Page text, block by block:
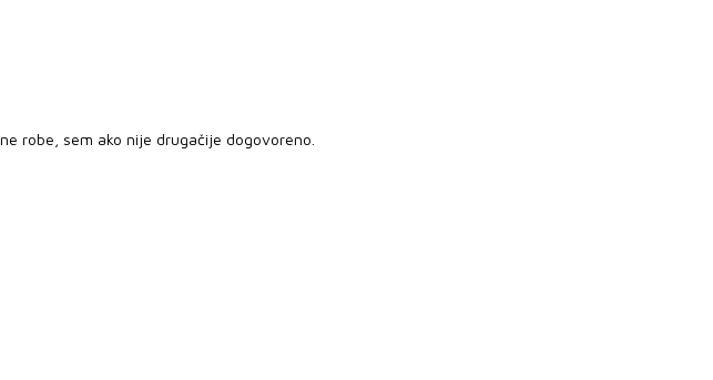
robe, sem ako nije drugačije dogovoreno.